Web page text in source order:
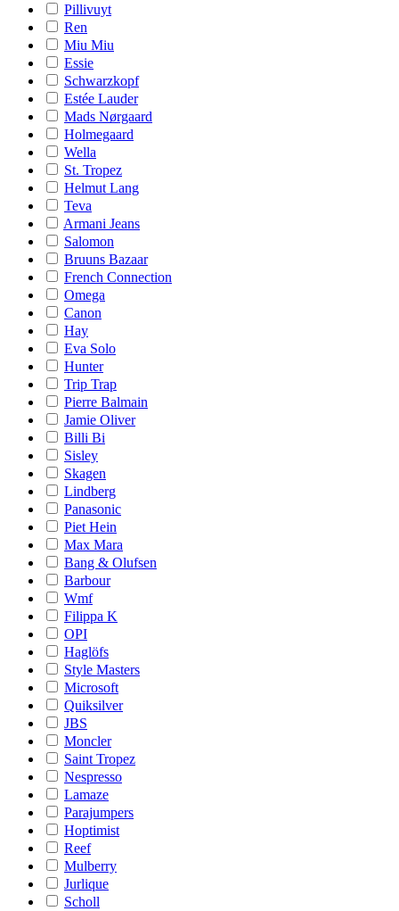
Pillivuyt
Ren
Miu Miu
Essie
Schwarzkopf
Estée Lauder
Mads Nørgaard
Holmegaard
Wella
St. Tropez
Helmut Lang
Teva
Armani Jeans
Salomon
Bruuns Bazaar
French Connection
Omega
Canon
Hay
Eva Solo
Hunter
Trip Trap
Pierre Balmain
Jamie Oliver
Billi Bi
Sisley
Skagen
Lindberg
Panasonic
Piet Hein
Max Mara
Bang & Olufsen
Barbour
Wmf
Filippa K
OPI
Haglöfs
Style Masters
Microsoft
Quiksilver
JBS
Moncler
Saint Tropez
Nespresso
Lamaze
Parajumpers
Hoptimist
Reef
Mulberry
Jurlique
Scholl